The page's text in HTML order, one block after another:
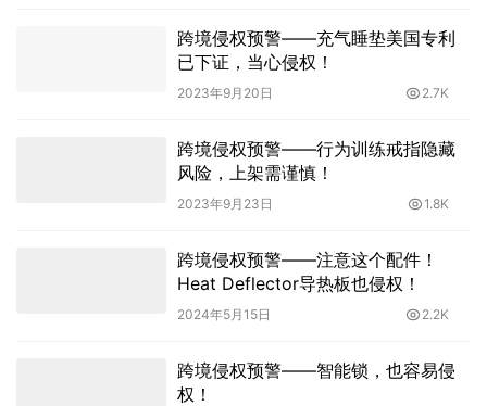
跨境侵权预警——充气睡垫美国专利
已下证，当心侵权！
2023年9月20日 2.7K
跨境侵权预警——行为训练戒指隐藏
风险，上架需谨慎！
2023年9月23日 1.8K
跨境侵权预警——注意这个配件！
Heat Deflector导热板也侵权！
2024年5月15日 2.2K
跨境侵权预警——智能锁，也容易侵
权！